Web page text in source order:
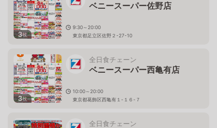
3枚
ベニースーパー佐野店
9:30～20:00
東京都足立区佐野２-27-10
3枚
全日食チェーン
ベニースーパー西亀有店
10:00～20:00
東京都葛飾区西亀有１-１６-７
全日食チェーン